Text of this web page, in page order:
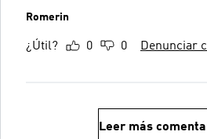
Romerin
¿Útil? 0 0 Denunciar
Leer más